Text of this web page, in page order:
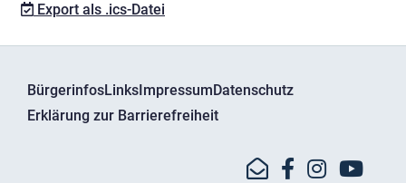
Export als .ics-Datei
BürgerinfosLinksImpressumDatenschutz
Erklärung zur Barrierefreiheit